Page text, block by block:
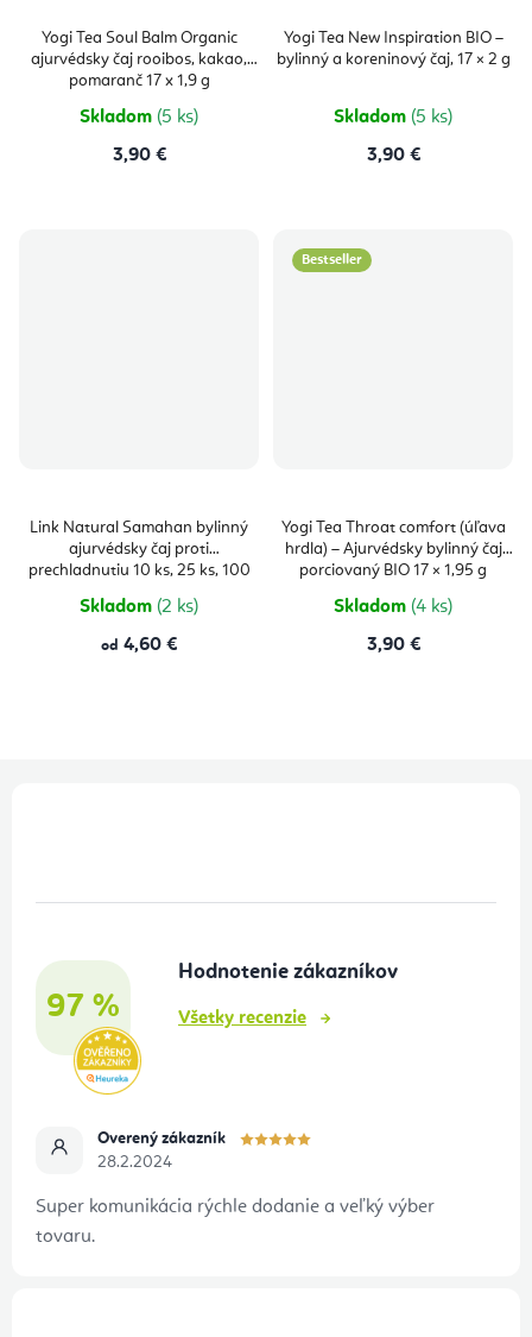
Yogi Tea Soul Balm Organic
ajurvédsky čaj rooibos, kakao,
pomaranč 17 x 1,9 g
Skladom (5 ks)
3,90 €
Yogi Tea New Inspiration BIO –
bylinný a koreninový čaj, 17 × 2 g
Skladom (5 ks)
3,90 €
Link Natural Samahan bylinný
ajurvédsky čaj proti
prechladnutiu 10 ks, 25 ks, 100
Skladom (2 ks)
od 4,60 €
Bestseller
Yogi Tea Throat comfort (úľava
hrdla) – Ajurvédsky bylinný čaj
porciovaný BIO 17 × 1,95 g
Skladom (4 ks)
3,90 €
97 %
Hodnotenie zákazníkov
Všetky recenzie
Overený zákazník
28.2.2024
Super komunikácia rýchle dodanie a veľký výber
tovaru.